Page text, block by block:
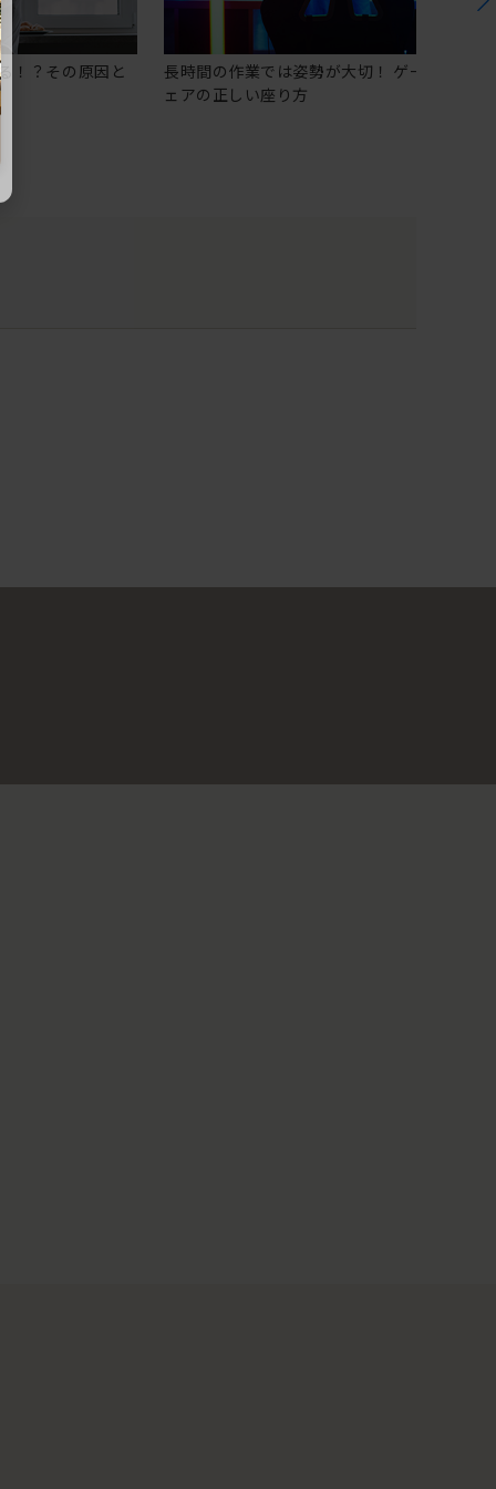
！？その原因と
長時間の作業では姿勢が大切！ ゲーミングチ
ェアの正しい座り方